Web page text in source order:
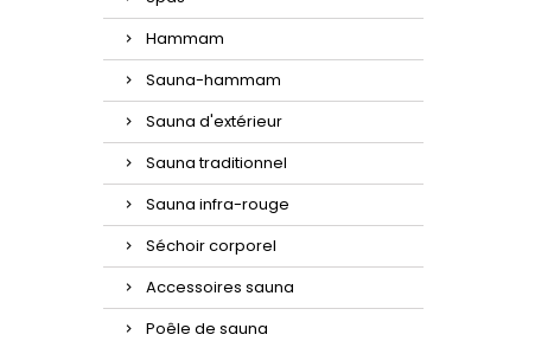
Hammam
Sauna-hammam
Sauna d'extérieur
Sauna traditionnel
Sauna infra-rouge
Séchoir corporel
Accessoires sauna
Poêle de sauna